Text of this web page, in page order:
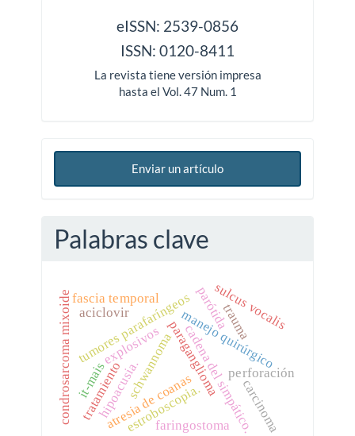
eISSN: 2539-0856
ISSN: 0120-8411
La revista tiene versión impresa
hasta el Vol. 47 Num. 1
Enviar un artículo
Palabras clave
schwannomaparaganglioma
tumores parafaríngeoscadena del simpático.
atresia de coanas
manejo quirúrgico
condrosarcoma mixoide perforación
trauma
explosivos
hipoacusia.
sulcus vocalis
fascia temporal
estroboscopia.
tratamiento
aciclovir
carcinoma
parótida
faringostoma
it-mais